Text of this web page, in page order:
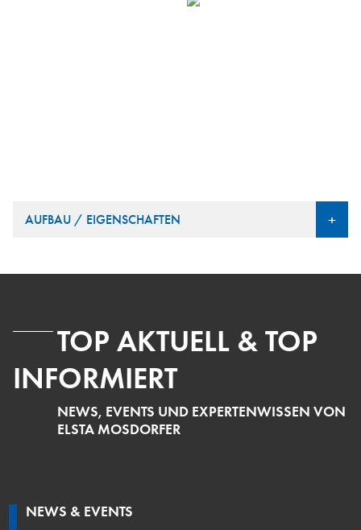
AUFBAU / EIGENSCHAFTEN +
Scharniertüre
Zählerfeld / Messfeld
Gasteil in separatem Schrankbereich
TOP AKTUELL & TOP
INFORMIERT
NEWS, EVENTS UND EXPERTENWISSEN VON
ELSTA MOSDORFER
NEWS & EVENTS